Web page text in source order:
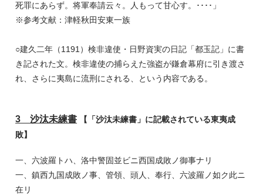
死罪にあらず。将軍奉請云々。人もって甘心す。････」
※参考文献：津軽秋田安東一族
○建久二年（1191）検非違使・日野資実の日記「都玉記」に書
き記された文。検非違使の捕らえた強盗が鎌倉幕府に引き渡さ
れ、さらに夷島に流刑にされる、という内容である。
3 沙汰未練書 【「沙汰未練書」に記載されている東夷成
敗】
一、六波羅トハ、洛中警固並ビニ西国成敗ノ御事ナリ
一、鎮西九国成敗ノ事、管領、頭人、奉行、六波羅ノ如ク此ニ
在リ